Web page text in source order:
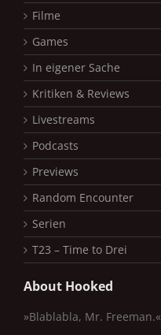
Filme
Games
In eigener Sache
Kritiken & Reviews
Livestreams
Podcasts
Previews
Random Encounter
Serien
T23 – Time to Drei
About Hooked
»Blablabla, Mr. Freeman.«